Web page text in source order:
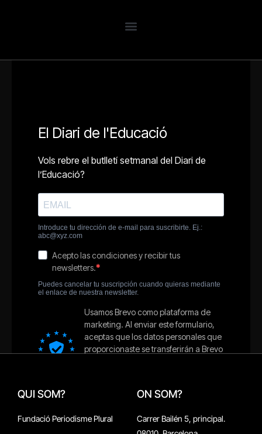
QUI SOM?
Fundació Periodisme Plural
ON SOM?
Carrer Bailén 5, principal.